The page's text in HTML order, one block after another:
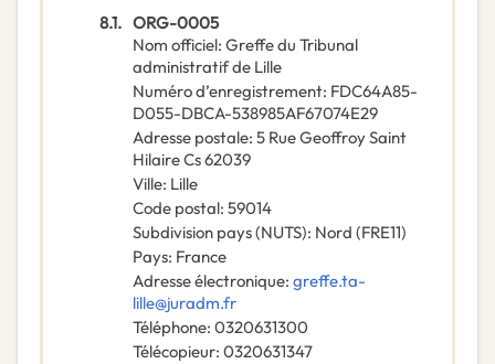
8.1. ORG-0005
Nom officiel: Greffe du Tribunal
administratif de Lille
Numéro d’enregistrement: FDC64A85-
D055-DBCA-538985AF67074E29
Adresse postale: 5 Rue Geoffroy Saint
Hilaire Cs 62039
Ville: Lille
Code postal: 59014
Subdivision pays (NUTS): Nord (FRE11)
Pays: France
Adresse électronique: greffe.ta-
lille@juradm.fr
Téléphone: 0320631300
Télécopieur: 0320631347